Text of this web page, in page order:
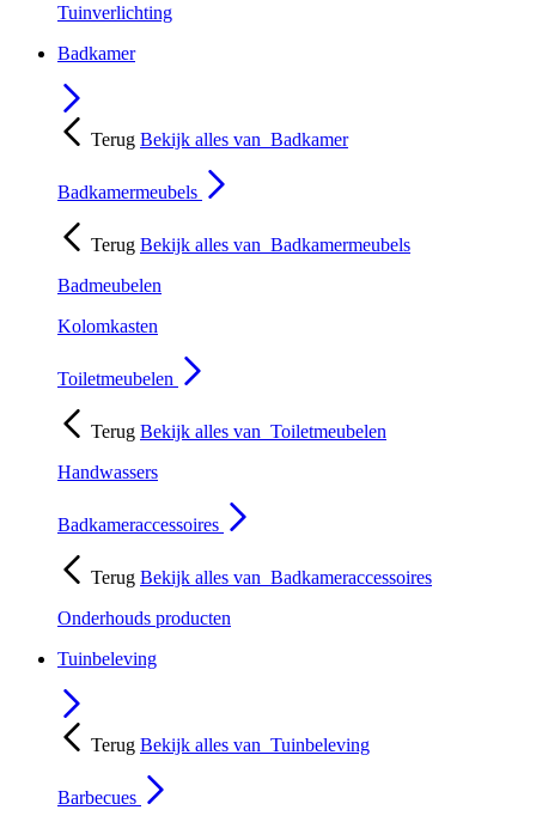
Tuinverlichting
Badkamer
Terug Bekijk alles van Badkamer
Badkamermeubels
Terug Bekijk alles van Badkamermeubels
Badmeubelen
Kolomkasten
Toiletmeubelen
Terug Bekijk alles van Toiletmeubelen
Handwassers
Badkameraccessoires
Terug Bekijk alles van Badkameraccessoires
Onderhouds producten
Tuinbeleving
Terug Bekijk alles van Tuinbeleving
Barbecues